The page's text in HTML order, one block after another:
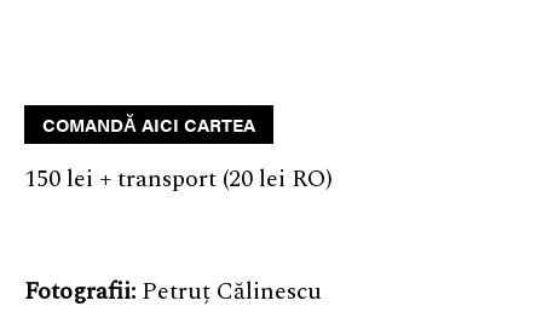
COMANDĂ AICI CARTEA
150 lei + transport (20 lei RO)
Fotografii: Petruț Călinescu